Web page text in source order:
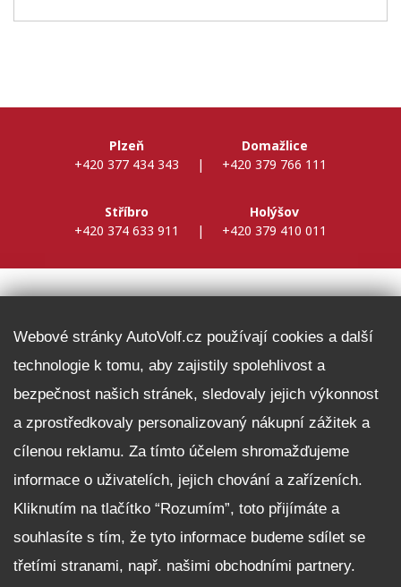
Plzeň
+420 377 434 343
|
Domažlice
+420 379 766 111
Stříbro
+420 374 633 911
|
Holýšov
+420 379 410 011
Fleet program Škoda
Nabídka zaměstnání
Facebook
Reklamační řád
Zásady zpracování osobních údajů pro zákazníky
Upozornění pro věřitele a společníky na jejich práva
Nastavení cookies
NEZÁVAZNĚ POPTAT VŮZ
Webové stránky AutoVolf.cz používají cookies a další
technologie k tomu, aby zajistily spolehlivost a
bezpečnost našich stránek, sledovaly jejich výkonnost
a zprostředkovaly personalizovaný nákupní zážitek a
cílenou reklamu. Za tímto účelem shromažďujeme
informace o uživatelích, jejich chování a zařízeních.
Kliknutím na tlačítko “Rozumím”, toto přijímáte a
souhlasíte s tím, že tyto informace budeme sdílet se
třetími stranami, např. našimi obchodními partnery.